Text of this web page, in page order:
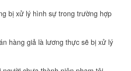
bị xử lý hình sự trong trường hợp
hàng giả là lương thực sẽ bị xử lý